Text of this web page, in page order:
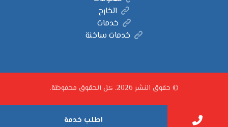
الخارج
خدمات
خدمات ساخنة
© حقوق النشر 2026. كل الحقوق محفوظة.
اطلب خدمة